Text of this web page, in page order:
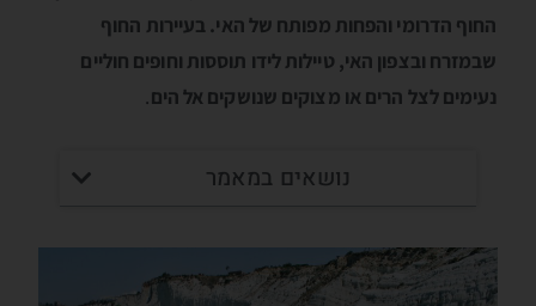
החוף הדרומי והפחות מפותח של האי. בעיירות החוף
שבמזרח ובצפון האי, טיילות לידו תוססות וחופים חוליים
נעימים לצל הרים או מצוקים שנושקים אל הים.
נושאים במאמר